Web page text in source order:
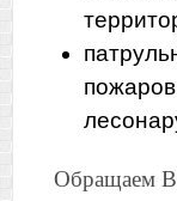
Обращаем